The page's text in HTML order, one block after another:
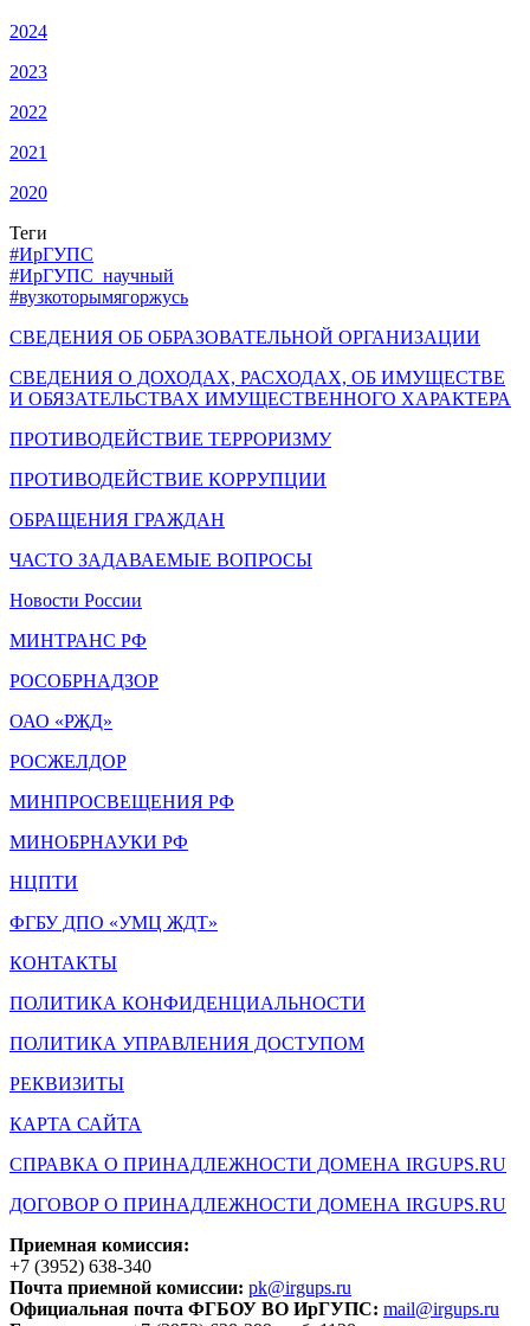
2024
2023
2022
2021
2020
Теги
#ИрГУПС
#ИрГУПС_научный
#вузкоторымягоржусь
СВЕДЕНИЯ ОБ ОБРАЗОВАТЕЛЬНОЙ ОРГАНИЗАЦИИ
СВЕДЕНИЯ О ДОХОДАХ, РАСХОДАХ, ОБ ИМУЩЕСТВЕ
И ОБЯЗАТЕЛЬСТВАХ ИМУЩЕСТВЕННОГО ХАРАКТЕРА
ПРОТИВОДЕЙСТВИЕ ТЕРРОРИЗМУ
ПРОТИВОДЕЙСТВИЕ КОРРУПЦИИ
ОБРАЩЕНИЯ ГРАЖДАН
ЧАСТО ЗАДАВАЕМЫЕ ВОПРОСЫ
Новости России
МИНТРАНС РФ
РОСОБРНАДЗОР
ОАО «РЖД»
РОСЖЕЛДОР
МИНПРОСВЕЩЕНИЯ РФ
МИНОБРНАУКИ РФ
НЦПТИ
ФГБУ ДПО «УМЦ ЖДТ»
КОНТАКТЫ
ПОЛИТИКА КОНФИДЕНЦИАЛЬНОСТИ
ПОЛИТИКА УПРАВЛЕНИЯ ДОСТУПОМ
РЕКВИЗИТЫ
КАРТА САЙТА
СПРАВКА О ПРИНАДЛЕЖНОСТИ ДОМЕНА IRGUPS.RU
ДОГОВОР О ПРИНАДЛЕЖНОСТИ ДОМЕНА IRGUPS.RU
Приемная комиссия:
+7 (3952) 638-340
Почта приемной комиссии: pk@irgups.ru
Официальная почта ФГБОУ ВО ИрГУПС: mail@irgups.ru